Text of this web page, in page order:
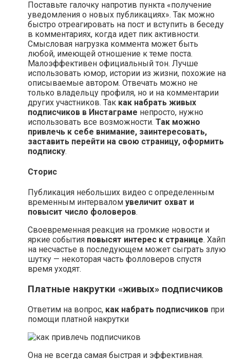
Поставьте галочку напротив пункта «получение
уведомления о новых публикациях». Так можно
быстро отреагировать на пост и вступить в беседу
в комментариях, когда идет пик активности.
Смысловая нагрузка коммента может быть
любой, имеющей отношение к теме поста.
Малоэффективен официальный тон. Лучше
использовать юмор, истории из жизни, похожие на
описываемые автором. Отвечать можно не
только владельцу профиля, но и на комментарии
других участников. Так как набрать живых
подписчиков в Инстаграме непросто, нужно
использовать все возможности. Так можно
привлечь к себе внимание, заинтересовать,
заставить перейти на свою страницу, оформить
подписку.
Сторис
Публикация небольших видео с определенным
временным интервалом увеличит охват и
повысит число фоловеров.
Своевременная реакция на громкие новости и
яркие события повысят интерес к странице. Хайп
на несчастье в последующем может сыграть злую
шутку — некоторая часть фолловеров спустя
время уходят.
Платные накрутки «живых» подписчиков
Ответим на вопрос, как набрать подписчиков при
помощи платной накрутки
Она не всегда самая быстрая и эффективная.